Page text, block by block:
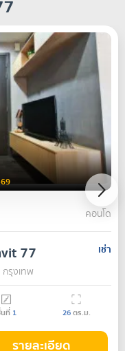
คอนโด
77
เช่า
รุงเทพ
ที่ 1 26ตร.ม.
รายละเอียด